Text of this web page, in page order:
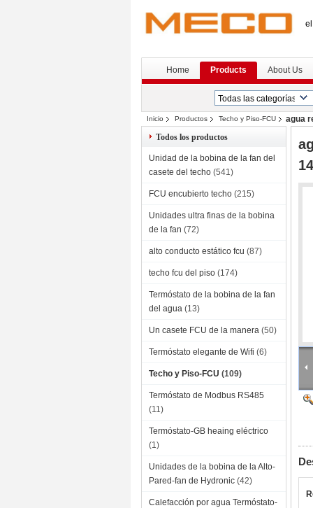
Home Products About Us
Inicio Productos Techo y Piso-FCU
agua
Todos los productos
Unidad de la bobina de la fan del
casete del techo (541)
FCU encubierto techo (215)
Unidades ultra finas de la bobina
de la fan (72)
alto conducto estático fcu (87)
techo fcu del piso (174)
Termóstato de la bobina de la fan
del agua (13)
Un casete FCU de la manera (50)
Termóstato elegante de Wifi (6)
Techo y Piso-FCU (109)
Termóstato de Modbus RS485
(11)
Termóstato-GB heaing eléctrico
(1)
Unidades de la bobina de la Alto-
Pared-fan de Hydronic (42)
Calefacción por agua Termóstato-